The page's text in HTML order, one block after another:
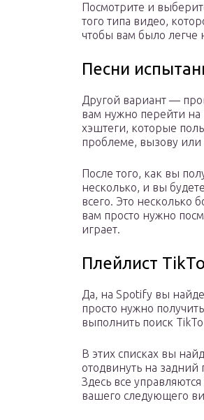
Посмотрите и
того типа видео,
чтобы вам было легче
Песни
Другой вариант —
вам нужно перейти на
хэштеги, которые
проблеме, вызову
После того, как вы
несколько, и вы
всего. Это несколько
вам просто нужно
играет.
Плейлист
Да, на Spotify вы
просто нужно
выполнить поиск
В этих списках вы
отодвинуть на задний
Здесь все
вашего следующего